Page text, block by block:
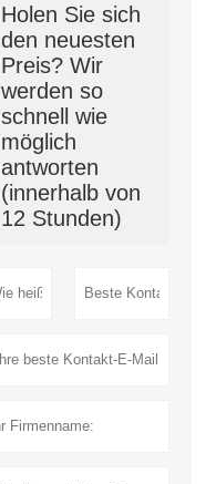
Holen Sie sich
den neuesten
Preis? Wir
werden so
schnell wie
möglich
antworten
(innerhalb von
12 Stunden)